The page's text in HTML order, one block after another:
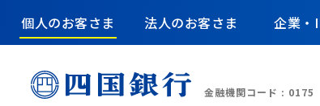
金融機関コード : 0175
個人のお客さま 法人のお客さま 企業・